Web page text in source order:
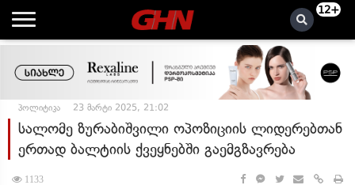
12+
პოლიტიკა 23 მარტი 2025, 21:02
სალომე ზურაბიშვილი ოპოზიციის ლიდერებთან
ერთად ბალტიის ქვეყნებში გაემგზავრება
1133